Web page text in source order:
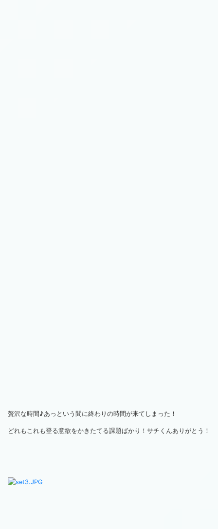
贅沢な時間♪あっという間に終わりの時間が来てしまった！
どれもこれも登る意欲をかきたてる課題ばかり！サチくんありがとう！